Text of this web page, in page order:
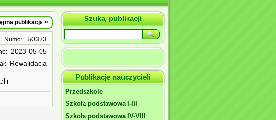
publikacja »
Numer: 50373
2023-05-05
Rewalidacja
Szukaj publikacji
Publikacje nauczycieli
Przedszkole
Szkoła podstawowa I-III
Szkoła podstawowa IV-VIII